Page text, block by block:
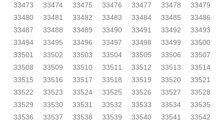
33473
33474 33475 33476 33477 33478
33479
33480
33481 33482 33483 33484 33485
33486
33487
33488 33489 33490 33491 33492
33493
33494
33495 33496 33497 33498 33499
33500
33501
33502 33503 33504 33505 33506
33507
33508
33509 33510 33511 33512 33513
33514
33515
33516 33517 33518 33519 33520
33521
33522
33523 33524 33525 33526 33527
33528
33529
33530 33531 33532 33533 33534
33535
33536
33537 33538 33539 33540 33541
33542